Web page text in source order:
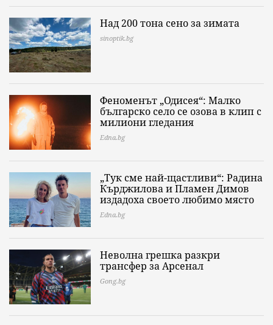
Над 200 тона сено за зимата
sinoptik.bg
Феноменът „Одисея“: Малко
българско село се озова в клип с
милиони гледания
Edna.bg
„Тук сме най-щастливи“: Радина
Кърджилова и Пламен Димов
издадоха своето любимо място
Edna.bg
Неволна грешка разкри
трансфер за Арсенал
Gong.bg